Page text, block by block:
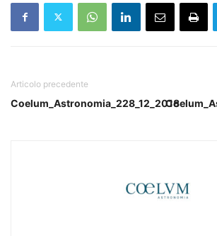
Articolo precedente
Coelum_Astronomia_228_12_2018